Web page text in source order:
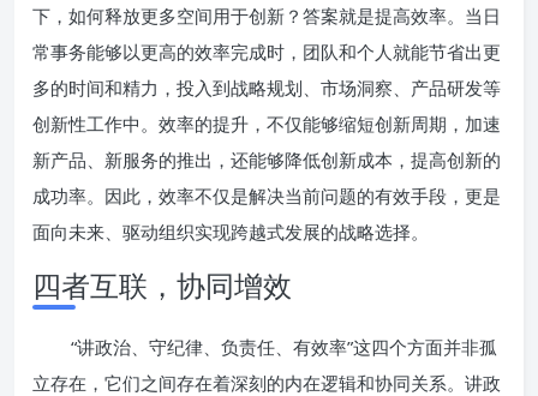
下，如何释放更多空间用于创新？答案就是提高效率。当日
常事务能够以更高的效率完成时，团队和个人就能节省出更
多的时间和精力，投入到战略规划、市场洞察、产品研发等
创新性工作中。效率的提升，不仅能够缩短创新周期，加速
新产品、新服务的推出，还能够降低创新成本，提高创新的
成功率。因此，效率不仅是解决当前问题的有效手段，更是
面向未来、驱动组织实现跨越式发展的战略选择。
四者互联，协同增效
“讲政治、守纪律、负责任、有效率”这四个方面并非孤
立存在，它们之间存在着深刻的内在逻辑和协同关系。讲政